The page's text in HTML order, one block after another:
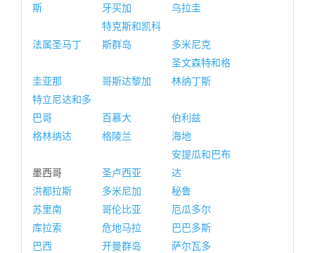
斯
牙买加 乌拉圭
法属圣马丁
特克斯和凯科
斯群岛
多米尼克
圭亚那 哥斯达黎加
圣文森特和格
林纳丁斯
特立尼达和多
巴哥
百慕大
伯利兹
格林纳达
格陵兰 海地
墨西哥 圣卢西亚
安提瓜和巴布
达
洪都拉斯
多米尼加
秘鲁
苏里南
哥伦比亚
厄瓜多尔
库拉索
危地马拉
巴巴多斯
巴西
开曼群岛
萨尔瓦多